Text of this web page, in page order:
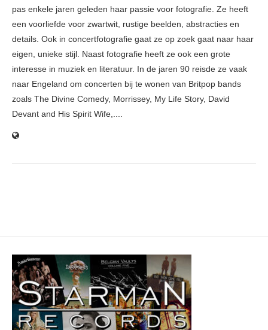
pas enkele jaren geleden haar passie voor fotografie. Ze heeft
een voorliefde voor zwartwit, rustige beelden, abstracties en
details. Ook in concertfotografie gaat ze op zoek gaat naar haar
eigen, unieke stijl. Naast fotografie heeft ze ook een grote
interesse in muziek en literatuur. In de jaren 90 reisde ze vaak
naar Engeland om concerten bij te wonen van Britpop bands
zoals The Divine Comedy, Morrissey, My Life Story, David
Devant and His Spirit Wife,....